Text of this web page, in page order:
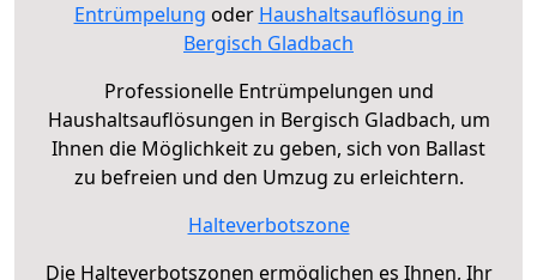
Entrümpelung oder Haushaltsauflösung in
Bergisch Gladbach
Professionelle Entrümpelungen und
Haushaltsauflösungen in Bergisch Gladbach, um
Ihnen die Möglichkeit zu geben, sich von Ballast
zu befreien und den Umzug zu erleichtern.
Halteverbotszone
Die Halteverbotszonen ermöglichen es Ihnen, Ihr